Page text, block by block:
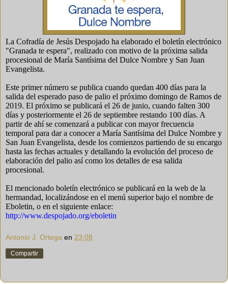
La Cofradía de Jesús Despojado ha elaborado el boletín electrónico
"Granada te espera", realizado con motivo de la próxima salida
procesional de María Santísima del Dulce Nombre y San Juan
Evangelista.
Este primer número se publica cuando quedan 400 días para la
salida del esperado paso de palio el próximo domingo de Ramos de
2019. El próximo se publicará el 26 de junio, cuando falten 300
días y posteriormente el 26 de septiembre restando 100 días. A
partir de ahí se comenzará a publicar con mayor frecuencia
temporal para dar a conocer a María Santísima del Dulce Nombre y
San Juan Evangelista, desde los comienzos partiendo de su encargo
hasta las fechas actuales y detallando la evolución del proceso de
elaboración del palio así como los detalles de esa salida
procesional.
El mencionado boletín electrónico se publicará en la web de la
hermandad, localizándose en el menú superior bajo el nombre de
Eboletin, o en el siguiente enlace:
http://www.despojado.org/eboletin
Antonio J. Ortega en 23:08
Compartir